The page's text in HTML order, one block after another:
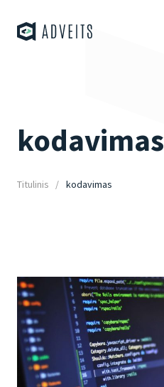
kodavimas
Titulinis kodavimas